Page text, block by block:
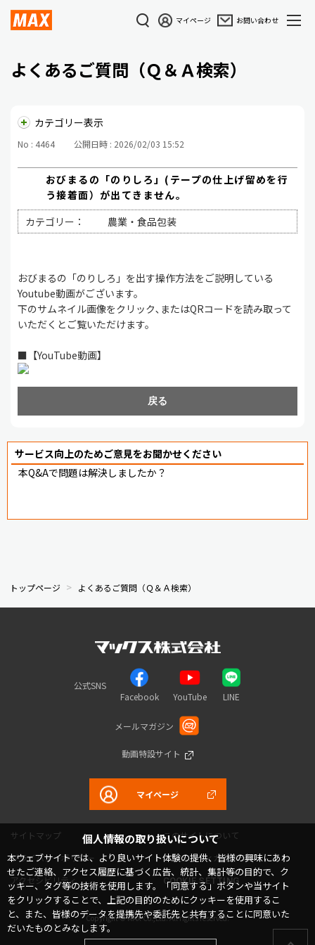
マイページ お問い合わせ
よくあるご質問（Ｑ＆Ａ検索）
個人情報の取り扱いについて
本ウェブサイトでは、より良いサイト体験の提供、皆様の興味にあわ
せたご連絡、アクセス履歴に基づく広告、統計、集計等の目的で、ク
ッキー、タグ等の技術を使用します。「同意する」ボタンや当サイト
をクリックすることで、上記の目的のためにクッキーを使用するこ
と、また、皆様のデータを提携先や委託先と共有することに同意いた
だいたものとみなします。
カテゴリー表示
No : 4464 公開日時 : 2026/02/03 15:52
おびまるの「のりしろ」(テープの仕上げ留めを行
う接着面）が出てきません。
カテゴリー：
農業・食品包装
おびまるの「のりしろ」を出す操作方法をご説明している
Youtube動画がございます。
下のサムネイル画像をクリック､またはQRコードを読み取って
いただくとご覧いただけます。
■【YouTube動画】
戻る
サービス向上のためご意見をお聞かせください
本Q&Aで問題は解決しましたか？
トップページ よくあるご質問（Ｑ＆Ａ検索）
公式SNS
Facebook
YouTube LINE
メールマガジン
動画特設サイト
マイページ
サイトマップ
このサイトについて
プライバシーポリシー
コミュニティガイドライン
アクセシビリティ
COOKIE SETTING
Copyright © MAX Co.,Ltd. All rights reserved.